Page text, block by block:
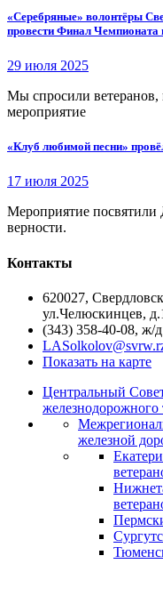
«Серебряные» волонтёры
провести Финал Чемпионата
29 июля 2025
Мы спросили ветеранов,
мероприятие
«Клуб любимой песни»
17 июля 2025
Мероприятие
верности.
Контакты
620027,
ул.Челюскинцев,
(343) 358-40-08, ж/
Показать на карте
Центральный
железнодорожного
железной